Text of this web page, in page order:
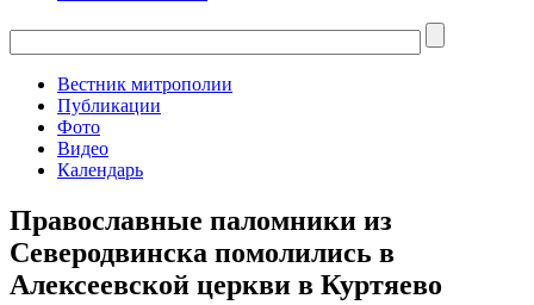
Вестник митрополии
Публикации
Фото
Видео
Календарь
Православные паломники из
Северодвинска помолились в
Алексеевской церкви в Куртяево